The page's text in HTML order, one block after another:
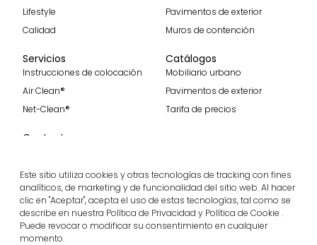
Este sitio utiliza cookies y otras tecnologías de tracking con fines
analíticos, de marketing y de funcionalidad del sitio web. Al hacer
clic en "Aceptar", acepta el uso de estas tecnologías, tal como se
describe en nuestra Política de Privacidad y Política de Cookie .
Puede revocar o modificar su consentimiento en cualquier
momento.
Lifestyle
Calidad
Pavimentos de exterior
Muros de contención
Servicios
Instrucciones de colocación
Air Clean®
Net-Clean®
Catálogos
Mobiliario urbano
Pavimentos de exterior
Tarifa de precios
Contacto
Únete a nosotros
Recibe nuestras últimas noticias